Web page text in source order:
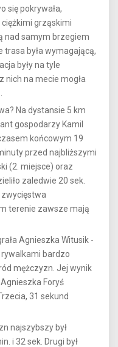
się pokrywała,
grząskimi
nad samym brzegiem
trasa była wymagającą,
były na tyle
nich na mecie mogła
Na dystansie 5 km
gospodarzy Kamil
końcowym 19
przed najbliższymi
(2. miejsce) oraz
zaledwie 20 sek.
zwycięstwa
terenie zawsze mają
Agnieszka Witusik -
bardzo
mężczyzn. Jej wynik
Foryś
31 sekund
najszybszy był
i 32 sek. Drugi był